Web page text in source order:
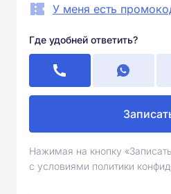
У меня есть
Где удобней ответить?
Нажимая на кнопку
с условиями политики